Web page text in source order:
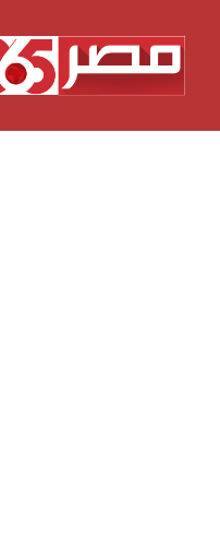
المحتوى